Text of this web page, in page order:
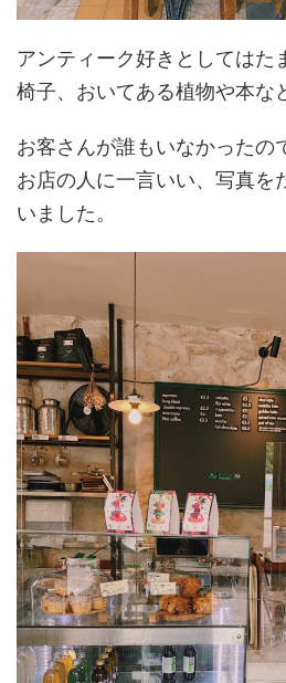
アンティーク好きとしてはた
椅子、おいてある植物や本な
お客さんが誰もいなかったの
お店の人に一言いい、写真を
いました。